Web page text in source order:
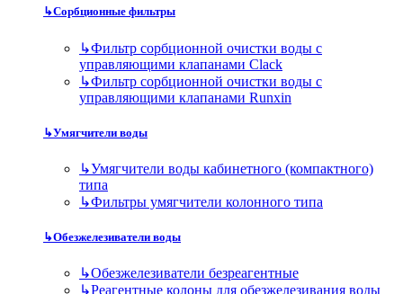
↳Сорбционные фильтры
↳Фильтр сорбционной очистки воды с
управляющими клапанами Clack
↳Фильтр сорбционной очистки воды с
управляющими клапанами Runxin
↳Умягчители воды
↳Умягчители воды кабинетного (компактного)
типа
↳Фильтры умягчители колонного типа
↳Обезжелезиватели воды
↳Обезжелезиватели безреагентные
↳Реагентные колоны для обезжелезивания воды